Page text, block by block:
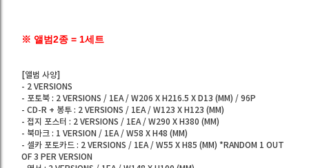
※ 앨범2종 = 1세트
[앨범 사양]
- 2 VERSIONS
- 포토북 : 2 VERSIONS / 1EA / W206 X H216.5 X D13 (MM) / 96P
- CD-R + 봉투 : 2 VERSIONS / 1EA / W123 X H123 (MM)
- 접지 포스터 : 2 VERSIONS / 1EA / W290 X H380 (MM)
- 북마크 : 1 VERSION / 1EA / W58 X H48 (MM)
- 셀카 포토카드 : 2 VERSIONS / 1EA / W55 X H85 (MM) *RANDOM 1 OUT
OF 3 PER VERSION